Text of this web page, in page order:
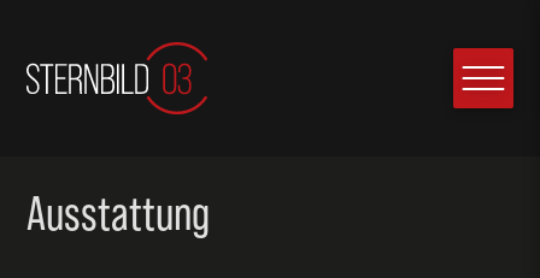
Ausstattung